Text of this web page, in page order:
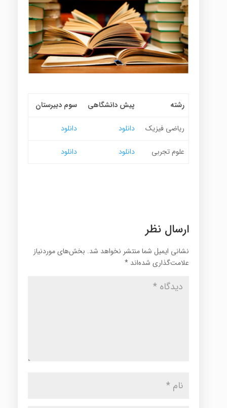
رشته پیش دانشگاهی سوم دبیرستان
ریاضی فیزیک دانلود دانلود
علوم تجربی دانلود دانلود
ارسال نظر
نشانی ایمیل شما منتشر نخواهد شد. بخش‌های موردنیاز
علامت‌گذاری شده‌اند *